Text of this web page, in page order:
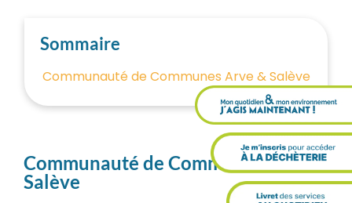
Communauté de CommunesArve &
Salève
Sommaire
Communauté de Communes Arve & Salève